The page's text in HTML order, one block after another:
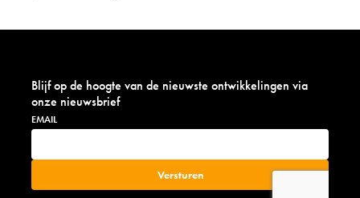
Blijf op de hoogte van de nieuwste ontwikkelingen via
onze nieuwsbrief